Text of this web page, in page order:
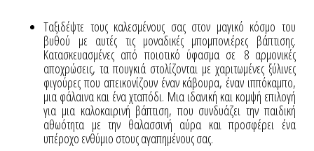
Ταξιδέψτε τους καλεσμένους σας στον μαγικό κόσμο του
βυθού με αυτές τις μοναδικές μπομπονιέρες βάπτισης.
Κατασκευασμένες από ποιοτικό ύφασμα σε 8 αρμονικές
αποχρώσεις, τα πουγκιά στολίζονται με χαριτωμένες ξύλινες
φιγούρες που απεικονίζουν έναν κάβουρα, έναν ιππόκαμπο,
μια φάλαινα και ένα χταπόδι. Μια ιδανική και κομψή επιλογή
για μια καλοκαιρινή βάπτιση, που συνδυάζει την παιδική
αθωότητα με την θαλασσινή αύρα και προσφέρει ένα
υπέροχο ενθύμιο στους αγαπημένους σας.